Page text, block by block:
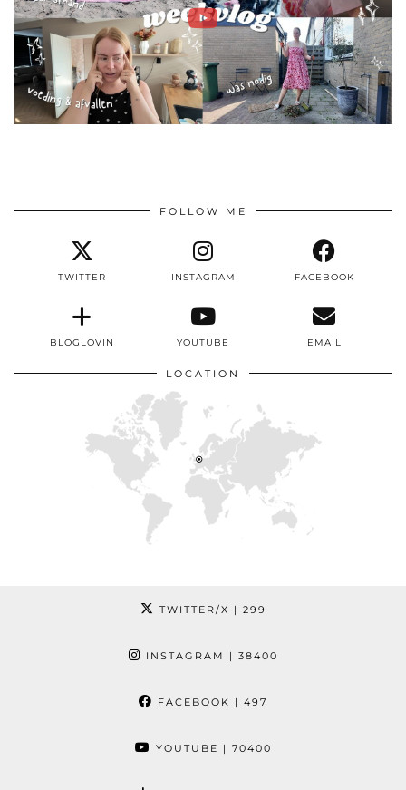
FOLLOW ME
TWITTER INSTAGRAM FACEBOOK
BLOGLOVIN YOUTUBE EMAIL
LOCATION
TWITTER/X | 299
INSTAGRAM | 38400
FACEBOOK | 497
YOUTUBE | 70400